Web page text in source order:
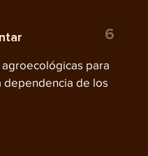
6
agroecológicas para
dependencia de los